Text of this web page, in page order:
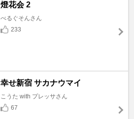
燈花会 2
べるぐそんさん
233
幸せ新宿 サカナウマイ
こうた with プレッサさん
67